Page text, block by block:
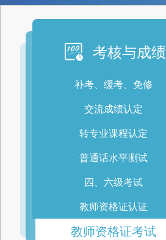
考核与成绩
补考、缓考、免修
交流成绩认定
转专业课程认定
普通话水平测试
四、六级考试
教师资格证认证
教师资格证考试